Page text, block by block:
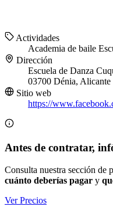
Actividades
Academia de baile
Dirección
Escuela de Danza
03700 Dénia, Alicante
Sitio web
https://
Antes de contratar,
Consulta nuestra sección de
cuánto deberías pagar y
Ver Precios